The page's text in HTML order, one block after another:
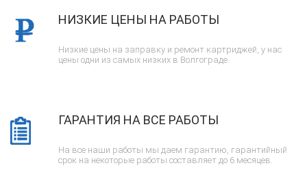
НИЗКИЕ ЦЕНЫ НА РАБОТЫ
Низкие цены на заправку и ремонт картриджей, у нас
цены одни из самых низких в Волгограде.
ГАРАНТИЯ НА ВСЕ РАБОТЫ
На все наши работы мы даем гарантию, гарантийный
срок на некоторые работы составляет до 6 месяцев.